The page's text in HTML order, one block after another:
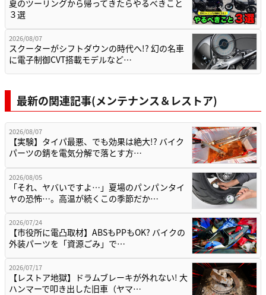
夏のツーリングから帰ってきたらやるべきこと
３選
2026/08/07
スクーターがシフトダウンの時代へ!? 幻の名車
に電子制御CVT搭載モデルなど…
最新の関連記事(メンテナンス＆レストア)
2026/08/07
【実験】タイパ最悪、でも効果は絶大!? バイク
パーツの錆を電気分解で落とす方…
2026/08/05
「それ、ヤバいですよ…」夏場のパンパンタイ
ヤの恐怖…。高温が続くこの季節だか…
2026/07/24
【市役所に電凸取材】ABSもPPもOK? バイクの
外装パーツを「資源ごみ」で…
2026/07/17
【レストア地獄】ドラムブレーキが外れない! 大
ハンマーで叩き出した旧車（ヤマ…